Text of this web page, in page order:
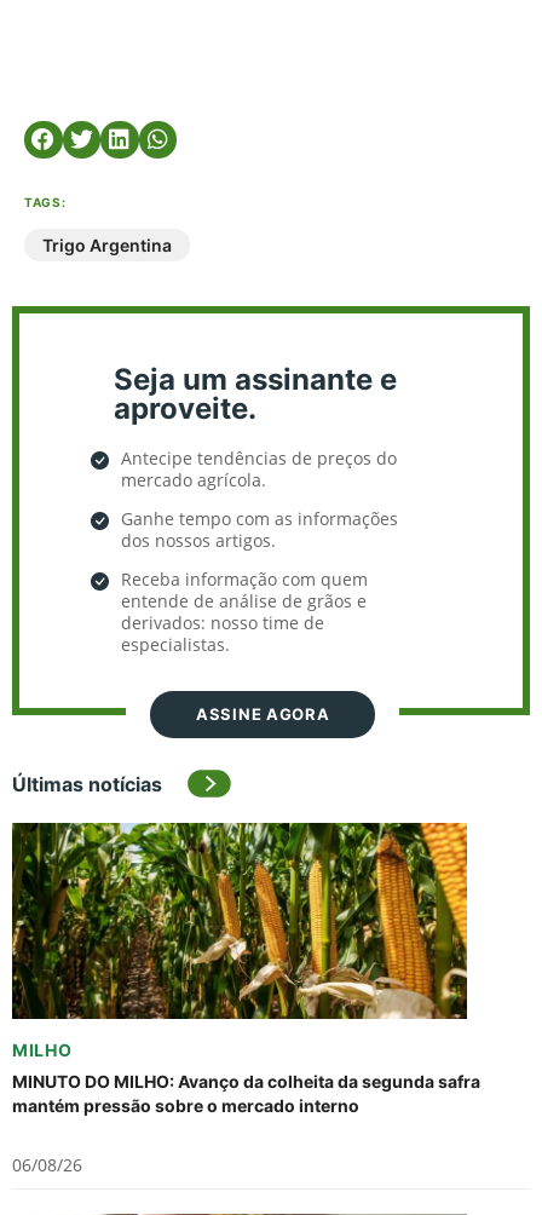
TAGS:
Trigo Argentina
Seja um assinante e
aproveite.
Antecipe tendências de preços do
mercado agrícola.
Ganhe tempo com as informações
dos nossos artigos.
Receba informação com quem
entende de análise de grãos e
derivados: nosso time de
especialistas.
ASSINE AGORA
Últimas notícias
MILHO
MINUTO DO MILHO: Avanço da colheita da segunda safra
mantém pressão sobre o mercado interno
06/08/26